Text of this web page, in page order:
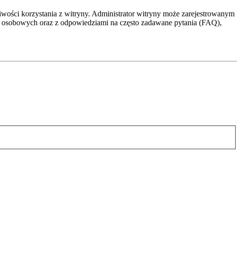
korzystania z witryny. Administrator witryny może zarejestrowanym
oraz z odpowiedziami na często zadawane pytania (FAQ),